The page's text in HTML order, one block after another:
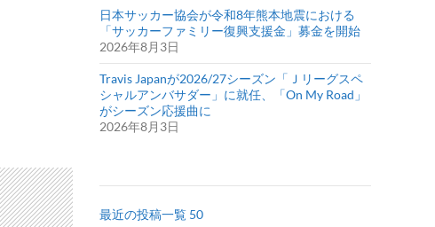
日本サッカー協会が令和8年熊本地震における
「サッカーファミリー復興支援金」募金を開始
2026年8月3日
Travis Japanが2026/27シーズン「Ｊリーグスペ
シャルアンバサダー」に就任、「On My Road」
がシーズン応援曲に
2026年8月3日
最近の投稿一覧 50